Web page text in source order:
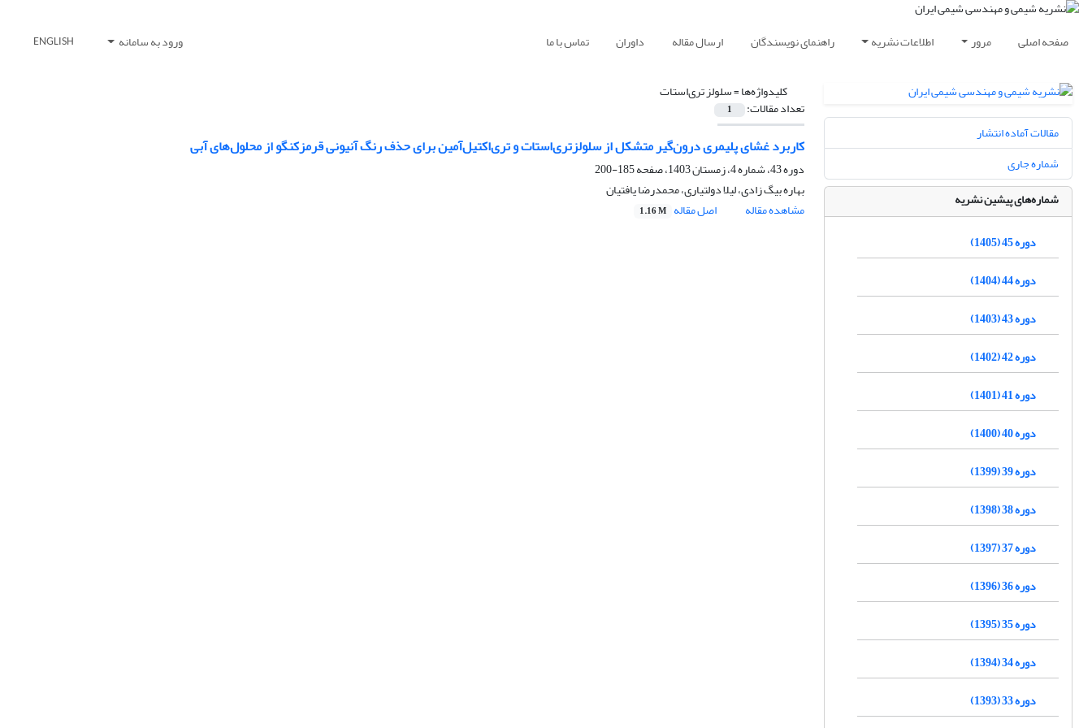
صفحه اصلی مرور اطلاعات نشریه راهنمای نویسندگان ارسال مقاله داوران تماس با ما ورود به سامانه ENGLISH
کلیدواژه‌ها =سلولز تری‌استات
تعداد مقالات: 1
کاربرد غشای پلیمری درون‌گیر متشکل از سلولزتری‌استات و تر‌ی‌‌اکتیل‌‌آمین برای حذف رنگ آنیونی قرمزکنگو از محلول‌های آبی
دوره 43، شماره 4، زمستان 1403، صفحه
185-200
بهاره بیگ زادی، لیلا دولتیاری، محمدرضا یافتیان
مشاهده مقاله
اصل مقاله 1.16 M
مقالات آماده انتشار
شماره جاری
شماره‌های پیشین نشریه
دوره 45 (1405)
دوره 44 (1404)
دوره 43 (1403)
دوره 42 (1402)
دوره 41 (1401)
دوره 40 (1400)
دوره 39 (1399)
دوره 38 (1398)
دوره 37 (1397)
دوره 36 (1396)
دوره 35 (1395)
دوره 34 (1394)
دوره 33 (1393)